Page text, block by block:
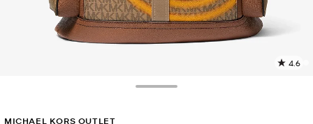
4.6
MICHAEL KORS OUTLET